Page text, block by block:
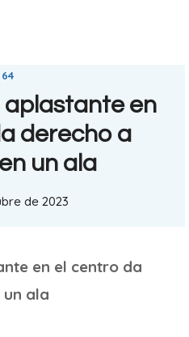
64
aplastante en
derecho a
un ala
de 2023
en el centro da
ala